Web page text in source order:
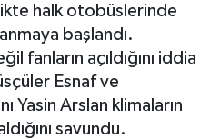
halk otobüslerinde
başlandı.
fanların açıldığını iddia
Esnaf ve
Yasin Arslan klimaların
savundu.